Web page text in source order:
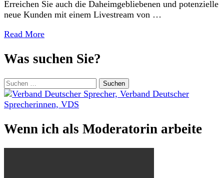
Erreichen Sie auch die Daheimgebliebenen und potenzielle
neue Kunden mit einem Livestream von …
Read More
Was suchen Sie?
Suchen
nach:
Wenn ich als Moderatorin arbeite